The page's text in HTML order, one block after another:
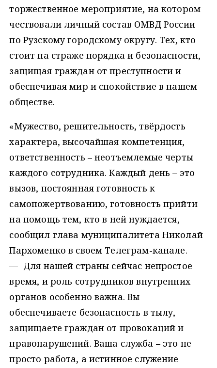
торжественное мероприятие, на котором
чествовали личный состав ОМВД России
по Рузскому городскому округу. Тех, кто
стоит на страже порядка и безопасности,
защищая граждан от преступности и
обеспечивая мир и спокойствие в нашем
обществе.
«Мужество, решительность, твёрдость
характера, высочайшая компетенция,
ответственность – неотъемлемые черты
каждого сотрудника. Каждый день – это
вызов, постоянная готовность к
самопожертвованию, готовность прийти
на помощь тем, кто в ней нуждается,
сообщил глава муниципалитета Николай
Пархоменко в своем Телеграм-канале.
— Для нашей страны сейчас непростое
время, и роль сотрудников внутренних
органов особенно важна. Вы
обеспечиваете безопасность в тылу,
защищаете граждан от провокаций и
правонарушений. Ваша служба – это не
просто работа, а истинное служение